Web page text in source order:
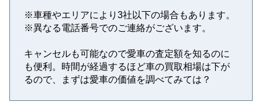
※⾞種やエリアにより3社以下の場合もあります。
※異なる電話番号でのご連絡がございます。
キャンセルも可能なので愛車の査定額を知るのに
も便利。時間が経過するほど車の買取相場は下が
るので、まずは愛車の価値を調べてみては？